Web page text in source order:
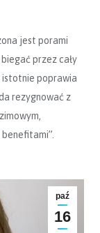
jest porami
przez cały
istotnie poprawia
rezygnować z
paź
16